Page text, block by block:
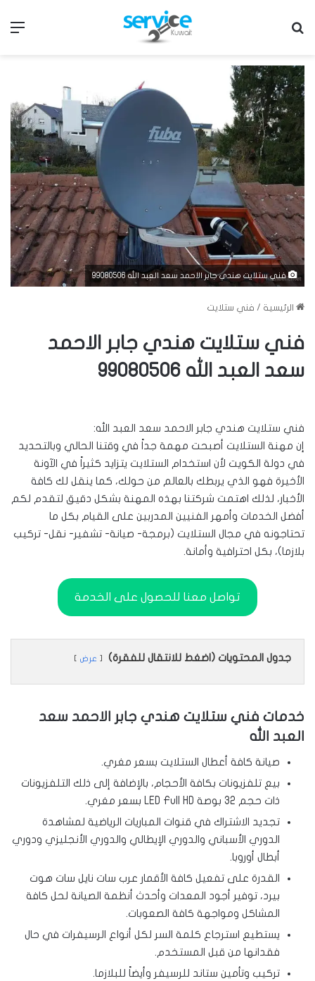
فني ستلايت هندي جابر الاحمد سعد العبد الله 99080506
الرئيسية / فني ستلايت
فني ستلايت هندي جابر الاحمد
سعد العبد الله 99080506
فني ستلايت هندي جابر الاحمد سعد العبد الله:
إن مهنة الستلايت أصبحت مهمة جداً في وقتنا الحالي وبالتحديد
في دولة الكويت لأن استخدام الستلايت يتزايد كثيراً في الآونة
الأخيرة فهو الذي يربطك بالعالم من حولك، كما ينقل لك كافة
الأخبار، لذلك اهتمت شركتنا بهذه المهنة بشكل دقيق لتقدم لكم
أفضل الخدمات وأمهر الفنيين المدربين على القيام بكل ما
تحتاجونه في مجال الستلايت (برمجة- صيانة- تشفير- نقل- تركيب
بلازما)، بكل احترافية وأمانة.
تواصل معنا للحصول على الخدمة
جدول المحتويات (اضغط للانتقال للفقرة) عرض
خدمات فني ستلايت هندي جابر الاحمد سعد
العبد الله
صيانة كافة أعطال الستلايت بسعر مغري.
بيع تلفزيونات بكافة الأحجام، بالإضافة إلى ذلك التلفزيونات
ذات حجم 32 بوصة LED Full HD بسعر مغري.
تجديد الاشتراك في قنوات المباريات الرياضية لمشاهدة
الدوري الأسباني والدوري الإيطالي والدوري الأنجليزي ودوري
أبطال أوروبا.
القدرة على تفعيل كافة الأقمار عرب سات نايل سات هوت
بيرد، توفير أجود المعدات وأحدث أنظمة الصيانة لحل كافة
المشاكل ومواجهة كافة الصعوبات.
يستطيع استرجاع كلمة السر لكل أنواع الرسيفرات في حال
فقدانها من قبل المستخدم.
تركيب وتأمين ستاند للرسيفر وأيضاً للبلازما.